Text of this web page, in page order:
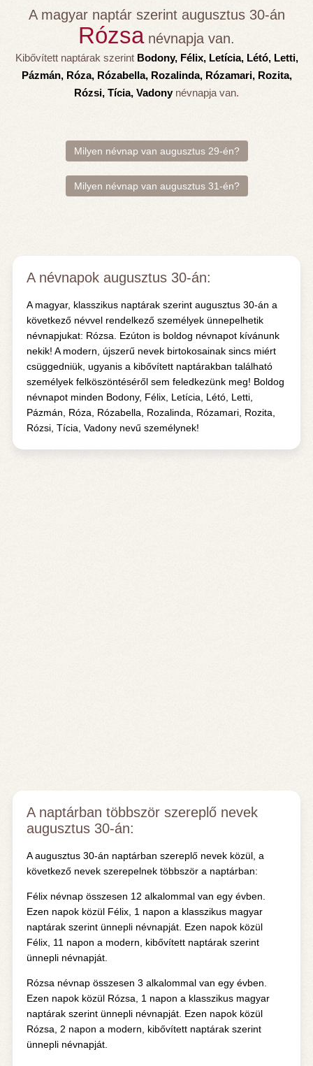
A magyar naptár szerint augusztus 30-án
Rózsanévnapja van.
Kibővített naptárak szerint Bodony, Félix, Letícia, Létó, Letti,
Pázmán, Róza, Rózabella, Rozalinda, Rózamari, Rozita,
Rózsi, Tícia, Vadonynévnapja van.
Milyen névnap van augusztus 29-én?
Milyen névnap van augusztus 31-én?
A névnapok augusztus 30-án:
A magyar, klasszikus naptárak szerint augusztus 30-án a
következő névvel rendelkező személyek ünnepelhetik
névnapjukat: Rózsa. Ezúton is boldog névnapot kívánunk
nekik! A modern, újszerű nevek birtokosainak sincs miért
csüggedniük, ugyanis a kibővített naptárakban található
személyek felköszöntéséről sem feledkezünk meg! Boldog
névnapot minden Bodony, Félix, Letícia, Létó, Letti,
Pázmán, Róza, Rózabella, Rozalinda, Rózamari, Rozita,
Rózsi, Tícia, Vadony nevű személynek!
A naptárban többször szereplő nevek
augusztus 30-án:
A augusztus 30-án naptárban szereplő nevek közül, a
következő nevek szerepelnek többször a naptárban:
Félix névnap összesen 12 alkalommal van egy évben.
Ezen napok közül Félix, 1 napon a klasszikus magyar
naptárak szerint ünnepli névnapját. Ezen napok közül
Félix, 11 napon a modern, kibővített naptárak szerint
ünnepli névnapját.
Rózsa névnap összesen 3 alkalommal van egy évben.
Ezen napok közül Rózsa, 1 napon a klasszikus magyar
naptárak szerint ünnepli névnapját. Ezen napok közül
Rózsa, 2 napon a modern, kibővített naptárak szerint
ünnepli névnapját.